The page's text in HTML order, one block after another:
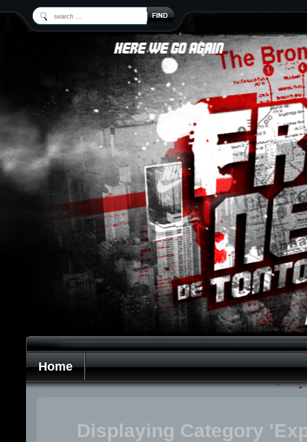
Home
Displaying Category